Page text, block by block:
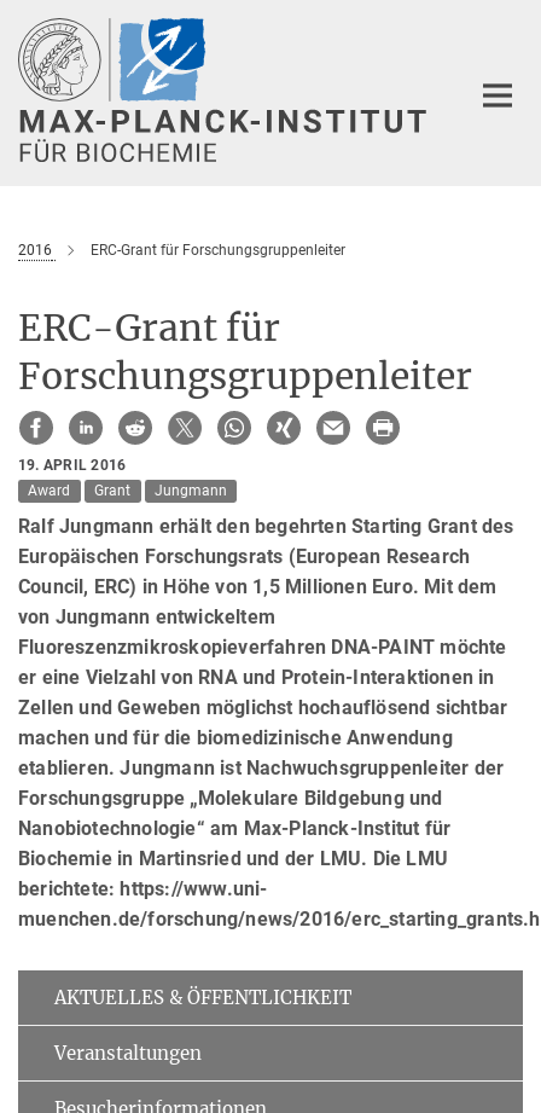
Hauptinhalt
2016 ERC-Grant für Forschungsgruppenleiter
ERC-Grant für
Forschungsgruppenleiter
19. APRIL 2016
Award
Grant Jungmann
Ralf Jungmann erhält den begehrten Starting Grant des
Europäischen Forschungsrats (European Research
Council, ERC) in Höhe von 1,5 Millionen Euro. Mit dem
von Jungmann entwickeltem
Fluoreszenzmikroskopieverfahren DNA-PAINT möchte
er eine Vielzahl von RNA und Protein-Interaktionen in
Zellen und Geweben möglichst hochauflösend sichtbar
machen und für die biomedizinische Anwendung
etablieren. Jungmann ist Nachwuchsgruppenleiter der
Forschungsgruppe „Molekulare Bildgebung und
Nanobiotechnologie“ am Max-Planck-Institut für
Biochemie in Martinsried und der LMU. Die LMU
berichtete: https://www.uni-
muenchen.de/forschung/news/2016/
AKTUELLES & ÖFFENTLICHKEIT
Veranstaltungen
Besucherinformationen